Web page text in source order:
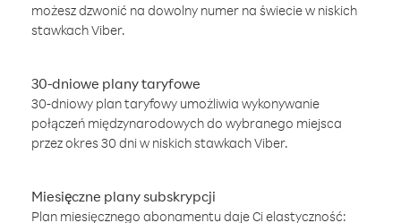
możesz dzwonić na dowolny numer na świecie w niskich
stawkach Viber.
30-dniowe plany taryfowe
30-dniowy plan taryfowy umożliwia wykonywanie
połączeń międzynarodowych do wybranego miejsca
przez okres 30 dni w niskich stawkach Viber.
Miesięczne plany subskrypcji
Plan miesięcznego abonamentu daje Ci elastyczność: